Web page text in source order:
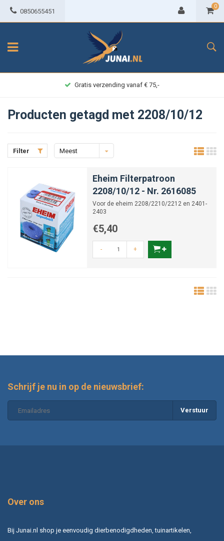
0850655451
0
Gratis verzending vanaf € 75,-
Producten getagd met 2208/10/12
Filter
Meest
Eheim Filterpatroon
2208/10/12 - Nr. 2616085
Voor de eheim 2208/2210/2212 en 2401-
2403
€5,40
- +
Schrijf je nu in op de nieuwsbrief:
Verstuur
Over ons
Bij Junai.nl shop je eenvoudig dierbenodigdheden, tuinartikelen,